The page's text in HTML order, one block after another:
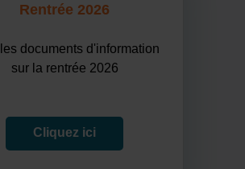
Rentrée 2026
documents d'information
sur la rentrée 2026
Cliquez ici